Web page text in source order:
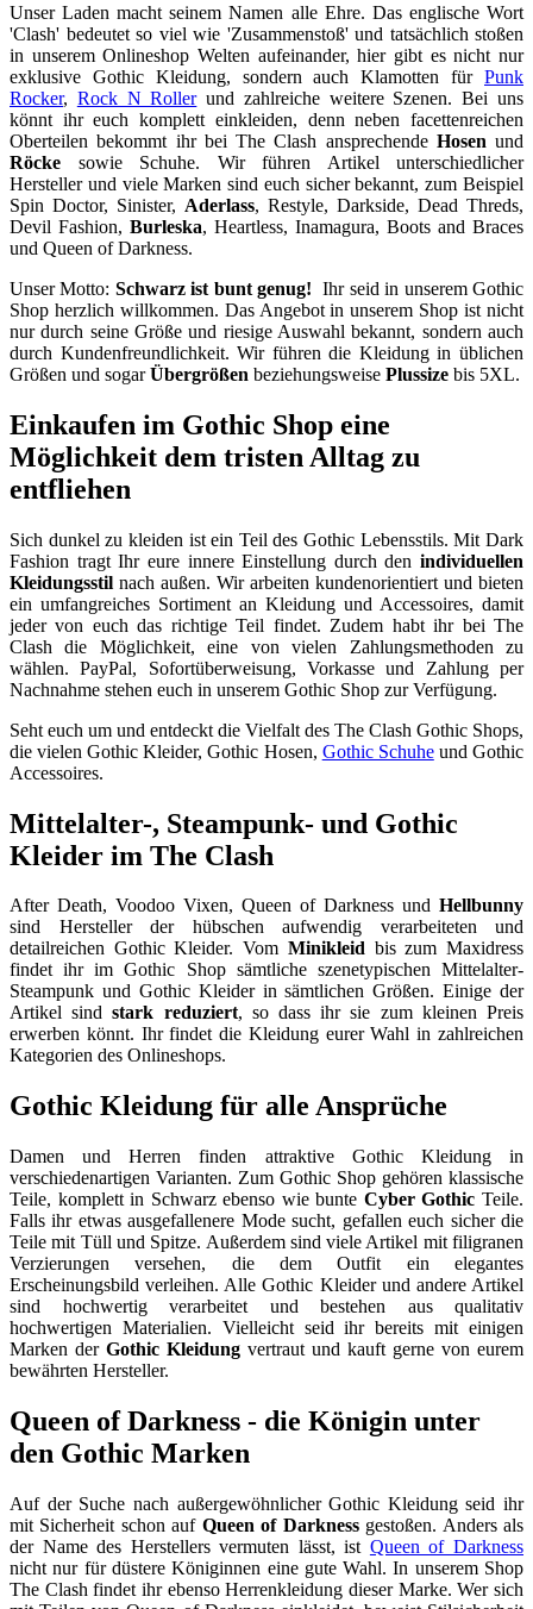
Unser Laden macht seinem Namen alle Ehre. Das englische Wort
'Clash' bedeutet so viel wie 'Zusammenstoß' und tatsächlich stoßen
in unserem Onlineshop Welten aufeinander, hier gibt es nicht nur
exklusive Gothic Kleidung, sondern auch Klamotten für Punk
Rocker, Rock N Rollerund zahlreiche weitere Szenen. Bei uns
könnt ihr euch komplett einkleiden, denn neben facettenreichen
Oberteilen bekommt ihr bei The Clash ansprechende Hosen und
Röcke sowie Schuhe. Wir führen Artikel unterschiedlicher
Hersteller und viele Marken sind euch sicher bekannt, zum Beispiel
Spin Doctor, Sinister, Aderlass, Restyle, Darkside, Dead Threds,
Devil Fashion, Burleska, Heartless, Inamagura, Boots and Braces
und Queen of Darkness.
Unser Motto: Schwarz ist bunt genug! Ihr seid in unserem Gothic
Shop herzlich willkommen. Das Angebot in unserem Shop ist nicht
nur durch seine Größe und riesige Auswahl bekannt, sondern auch
durch Kundenfreundlichkeit. Wir führen die Kleidung in üblichen
Größen und sogarÜbergrößen beziehungsweise Plussize bis 5XL.
Einkaufen im Gothic Shop eine
Möglichkeit dem tristen Alltag zu
entfliehen
Sich dunkel zu kleiden ist ein Teil des Gothic Lebensstils. Mit Dark
Fashion tragt Ihr eure innere Einstellung durch den individuellen
Kleidungsstil nach außen. Wir arbeiten kundenorientiert und bieten
ein umfangreiches Sortiment an Kleidung und Accessoires, damit
jeder von euch das richtige Teil findet. Zudem habt ihr bei The
Clash die Möglichkeit, eine von vielen Zahlungsmethoden zu
wählen. PayPal, Sofortüberweisung, Vorkasse und Zahlung per
Nachnahme stehen euch in unserem Gothic Shop zur Verfügung.
Seht euch um und entdeckt die Vielfalt des The Clash Gothic Shops,
die vielen Gothic Kleider, Gothic Hosen, Gothic Schuheund Gothic
Accessoires.
Mittelalter-, Steampunk- und Gothic
Kleider im The Clash
After Death, Voodoo Vixen, Queen of Darkness und Hellbunny
sind Hersteller der hübschen aufwendig verarbeiteten und
detailreichen Gothic Kleider. Vom Minikleidbis zum Maxidress
findet ihr im Gothic Shop sämtliche szenetypischen Mittelalter-
Steampunk und Gothic Kleider in sämtlichen Größen. Einige der
Artikel sindstark reduziert, so dass ihr sie zum kleinen Preis
erwerben könnt. Ihr findet die Kleidung eurer Wahl in zahlreichen
Kategorien des Onlineshops.
Gothic Kleidung für alle Ansprüche
Damen und Herren finden attraktive Gothic Kleidung in
verschiedenartigen Varianten. Zum Gothic Shop gehören klassische
Teile, komplett in Schwarz ebenso wie bunte Cyber Gothic Teile.
Falls ihr etwas ausgefallenere Mode sucht, gefallen euch sicher die
Teile mit Tüll und Spitze. Außerdem sind viele Artikel mit filigranen
Verzierungen versehen, die dem Outfit ein elegantes
Erscheinungsbild verleihen. Alle Gothic Kleider und andere Artikel
sind hochwertig verarbeitet und bestehen aus qualitativ
hochwertigen Materialien. Vielleicht seid ihr bereits mit einigen
Marken der Gothic Kleidung vertraut und kauft gerne von eurem
bewährten Hersteller.
Queen of Darkness - die Königin unter
den Gothic Marken
Auf der Suche nach außergewöhnlicher Gothic Kleidung seid ihr
mit Sicherheit schon auf Queen of Darknessgestoßen. Anders als
der Name des Herstellers vermuten lässt, ist Queen of Darkness
nicht nur für düstere Königinnen eine gute Wahl. In unserem Shop
The Clash findet ihr ebenso Herrenkleidung dieser Marke. Wer sich